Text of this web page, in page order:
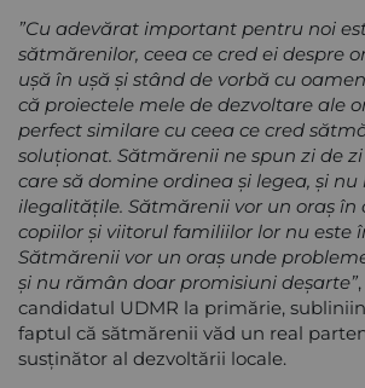
”Cu adevărat important pentru noi
sătmărenilor, ceea ce cred ei despre
ușă în ușă și stând de vorbă cu
că proiectele mele de dezvoltare ale
perfect similare cu ceea ce cred
soluționat. Sătmărenii ne spun zi de
care să domine ordinea şi legea, şi nu
ilegalitățile. Sătmărenii vor un oraş în
copiilor şi viitorul familiilor lor nu este
Sătmărenii vor un oraş unde
şi nu rămân doar promisiuni deșarte”
candidatul UDMR la primărie,
faptul că sătmărenii văd un real
susținător al dezvoltării locale.